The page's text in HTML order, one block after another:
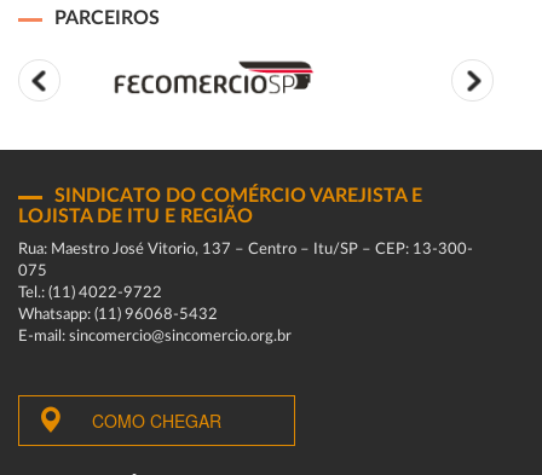
PARCEIROS
SINDICATO DO COMÉRCIO VAREJISTA E
LOJISTA DE ITU E REGIÃO
Rua: Maestro José Vitorio, 137 – Centro – Itu/SP – CEP: 13-300-
075
Tel.: (11) 4022-9722
Whatsapp: (11) 96068-5432
E-mail: sincomercio@sincomercio.org.br
COMO CHEGAR